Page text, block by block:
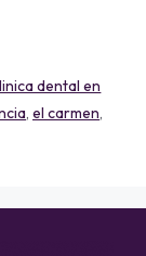
dental en
, el carmen,